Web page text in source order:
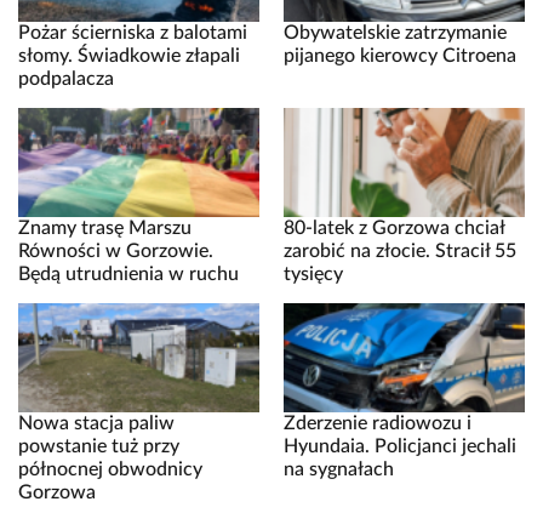
Pożar ścierniska z balotami
słomy. Świadkowie złapali
podpalacza
Obywatelskie zatrzymanie
pijanego kierowcy Citroena
Znamy trasę Marszu
Równości w Gorzowie.
Będą utrudnienia w ruchu
80-latek z Gorzowa chciał
zarobić na złocie. Stracił 55
tysięcy
Nowa stacja paliw
powstanie tuż przy
północnej obwodnicy
Gorzowa
Zderzenie radiowozu i
Hyundaia. Policjanci jechali
na sygnałach